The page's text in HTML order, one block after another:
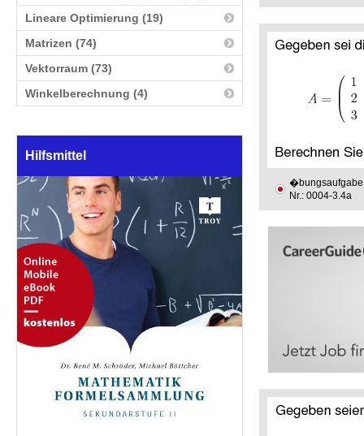
Lineare Optimierung (19)
Matrizen (74)
Vektorraum (73)
Winkelberechnung (4)
Hilfsmittel
�bungsaufgabe
Nr.: 0004-3.4a